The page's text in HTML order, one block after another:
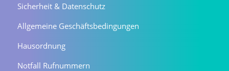
Sicherheit & Datenschutz
Allgemeine Geschäftsbedingungen
Hausordnung
Notfall Rufnummern